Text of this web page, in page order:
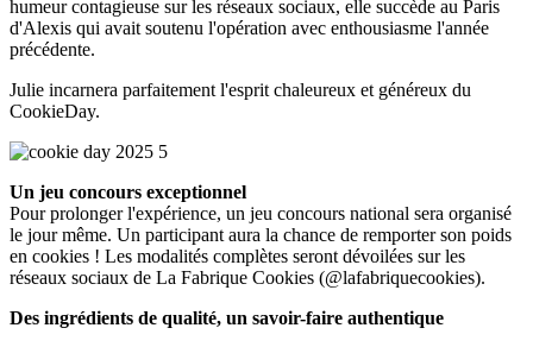
humeur contagieuse sur les réseaux sociaux, elle succède au Paris
d'Alexis qui avait soutenu l'opération avec enthousiasme l'année
précédente.
Julie incarnera parfaitement l'esprit chaleureux et généreux du
CookieDay.
Un jeu concours exceptionnel
Pour prolonger l'expérience, un jeu concours national sera organisé
le jour même. Un participant aura la chance de remporter son poids
en cookies ! Les modalités complètes seront dévoilées sur les
réseaux sociaux de La Fabrique Cookies (@lafabriquecookies).
Des ingrédients de qualité, un savoir-faire authentique